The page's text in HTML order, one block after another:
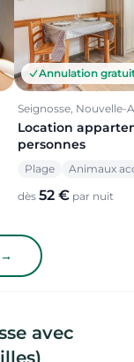
Annulation
Seignosse, Nouvelle-
Location
personnes
Plage Animaux
dès 52 € par nuit
avec